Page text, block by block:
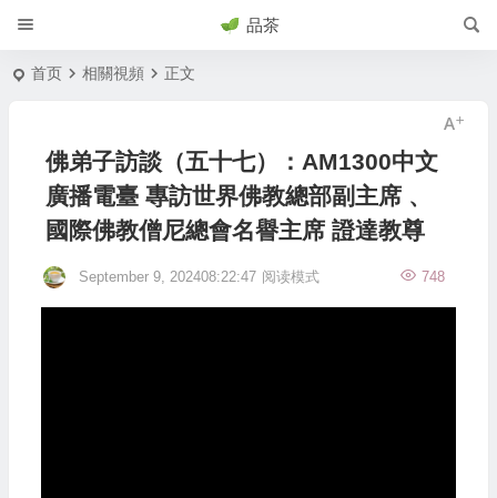
品茶
首页 相關視頻 正文
佛弟子訪談（五十七）：AM1300中文
廣播電臺 專訪世界佛教總部副主席 、
國際佛教僧尼總會名譽主席 證達教尊
September 9, 202408:22:47 748
阅读模式